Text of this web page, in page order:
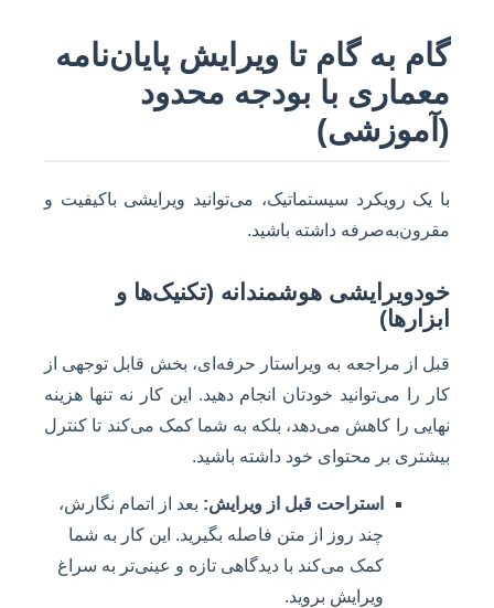
گام به گام تا ویرایش پایان‌نامه
معماری با بودجه محدود
(آموزشی)
با یک رویکرد سیستماتیک، می‌توانید ویرایشی باکیفیت و
مقرون‌به‌صرفه داشته باشید.
خودویرایشی هوشمندانه (تکنیک‌ها و
ابزارها)
قبل از مراجعه به ویراستار حرفه‌ای، بخش قابل توجهی از
کار را می‌توانید خودتان انجام دهید. این کار نه تنها هزینه
نهایی را کاهش می‌دهد، بلکه به شما کمک می‌کند تا کنترل
بیشتری بر محتوای خود داشته باشید.
استراحت قبل از ویرایش: بعد از اتمام نگارش،
چند روز از متن فاصله بگیرید. این کار به شما
کمک می‌کند با دیدگاهی تازه و عینی‌تر به سراغ
ویرایش بروید.